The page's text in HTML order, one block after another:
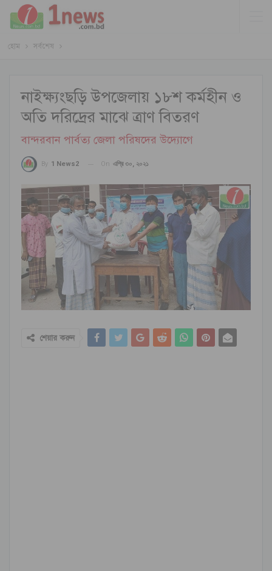
হোম সর্বশেষ
নাইক্ষ্যংছড়ি উপজেলায় ১৮শ কর্মহীন ও
অতি দরিদ্রের মাঝে ত্রাণ বিতরণ
বান্দরবান পার্বত্য জেলা পরিষদের উদ্যোগে
By 1 News2 On এপ্রি ৩০, ২০২১
শেয়ার করুন